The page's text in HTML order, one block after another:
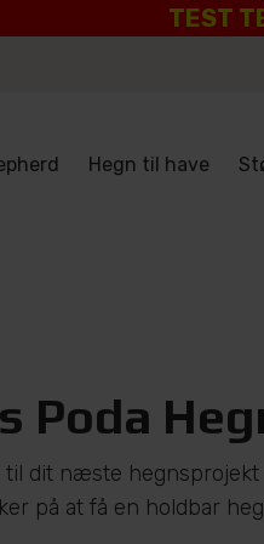
TEST
Hegn til have
Poda
dit næste
på at få en holdbar